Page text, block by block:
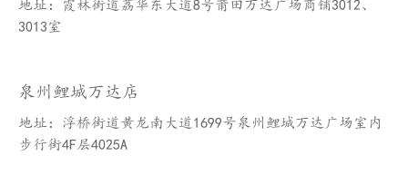
地址：霞林街道荔华东大道8号莆田万达广场商铺3012、
3013室
泉州鲤城万达店
地址：浮桥街道黄龙南大道1699号泉州鲤城万达广场室内
步行街4F层4025A